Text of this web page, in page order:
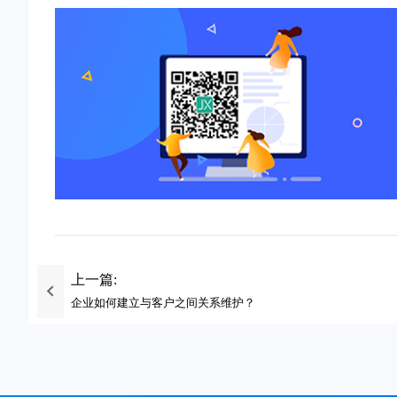
上一篇:
企业如何建立与客户之间关系维护？